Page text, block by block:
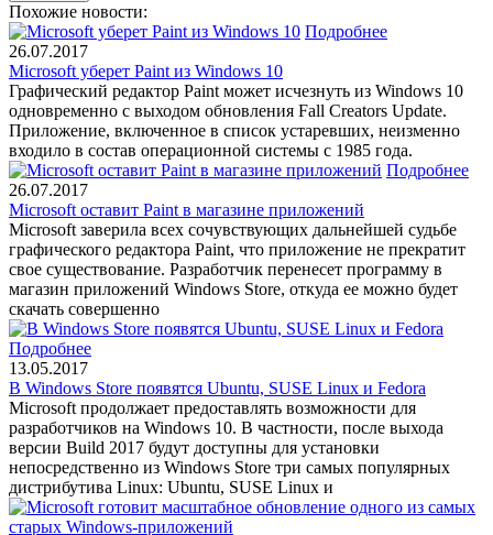
Похожие новости:
Подробнее
26.07.2017
Microsoft уберет Paint из Windows 10
Графический редактор Paint может исчезнуть из Windows 10
одновременно с выходом обновления Fall Creators Update.
Приложение, включенное в список устаревших, неизменно
входило в состав операционной системы с 1985 года.
Подробнее
26.07.2017
Microsoft оставит Paint в магазине приложений
Microsoft заверила всех сочувствующих дальнейшей судьбе
графического редактора Paint, что приложение не прекратит
свое существование. Разработчик перенесет программу в
магазин приложений Windows Store, откуда ее можно будет
скачать совершенно
Подробнее
13.05.2017
В Windows Store появятся Ubuntu, SUSE Linux и Fedora
Microsoft продолжает предоставлять возможности для
разработчиков на Windows 10. В частности, после выхода
версии Build 2017 будут доступны для установки
непосредственно из Windows Store три самых популярных
дистрибутива Linux: Ubuntu, SUSE Linux и